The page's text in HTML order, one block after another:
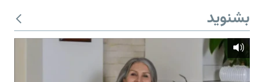
بشنوید